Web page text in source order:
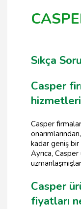
Sıkça
Casper
Casper
kadar geniş
Ayrıca, Casper
Casper
fiyatları